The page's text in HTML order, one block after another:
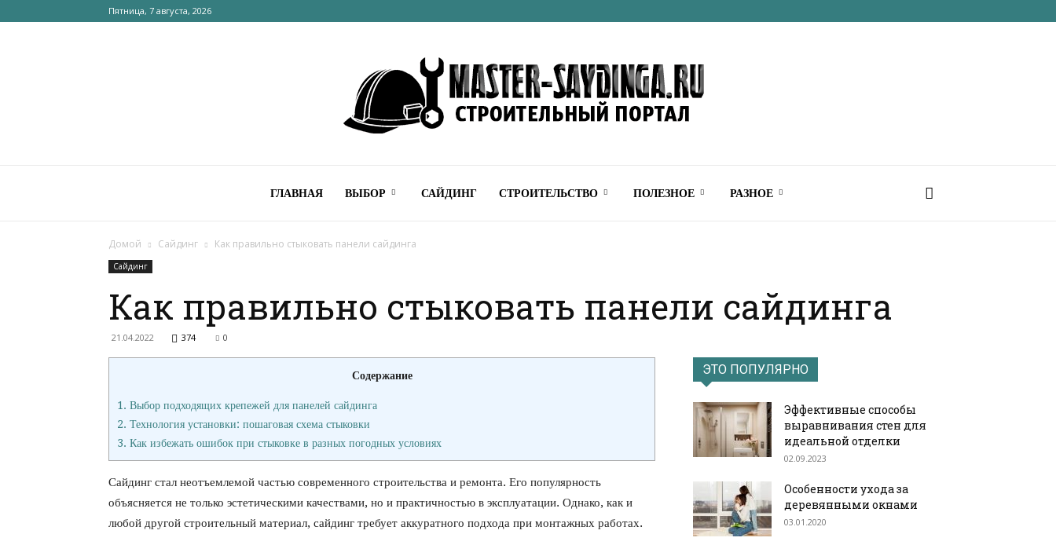
Пятница, 7 августа, 2026
Строительный
ГЛАВНАЯ ВЫБОР САЙДИНГ СТРОИТЕЛЬСТВО ПОЛЕЗНОЕ РАЗНОЕ
Домой Сайдинг Как правильно стыковать панели сайдинга
Сайдинг
Как правильно стыковать панели сайдинга
21.04.2022 374 0
Содержание
1. Выбор подходящих крепежей для панелей сайдинга
2. Технология установки: пошаговая схема стыковки
3. Как избежать ошибок при стыковке в разных погодных условиях
Сайдинг стал неотъемлемой частью современного строительства и ремонта. Его популярность
объясняется не только эстетическими качествами, но и практичностью в эксплуатации. Однако, как и
любой другой строительный материал, сайдинг требует аккуратного подхода при монтажных работах.
ЭТО ПОПУЛЯРНО
Эффективные способы
выравнивания стен для
идеальной отделки
02.09.2023
Особенности ухода за
деревянными окнами
03.01.2020